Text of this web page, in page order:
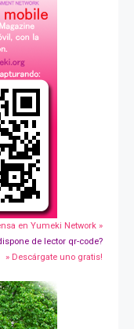
en Yumeki Network »
de lector qr-code?
» Descárgate uno gratis!